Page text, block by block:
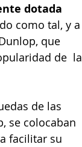
dotada
como tal, y a
que
de  la
de las
se colocaban
facilitar su